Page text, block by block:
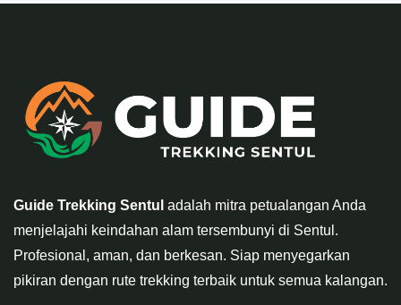
Guide Trekking Sentul adalah mitra petualangan Anda
menjelajahi keindahan alam tersembunyi di Sentul.
Profesional, aman, dan berkesan. Siap menyegarkan
pikiran dengan rute trekking terbaik untuk semua kalangan.